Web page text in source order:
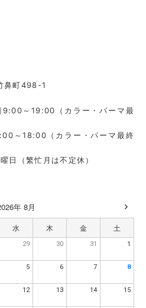
鼻町498-1
9:00～19:00（カラー・パーマ最
～18:00（カラー・パーマ最終
日（繁忙月は不定休）
年 8月
水 木 金 土
29 30 31 1
5 6 7 8
12 13 14 15